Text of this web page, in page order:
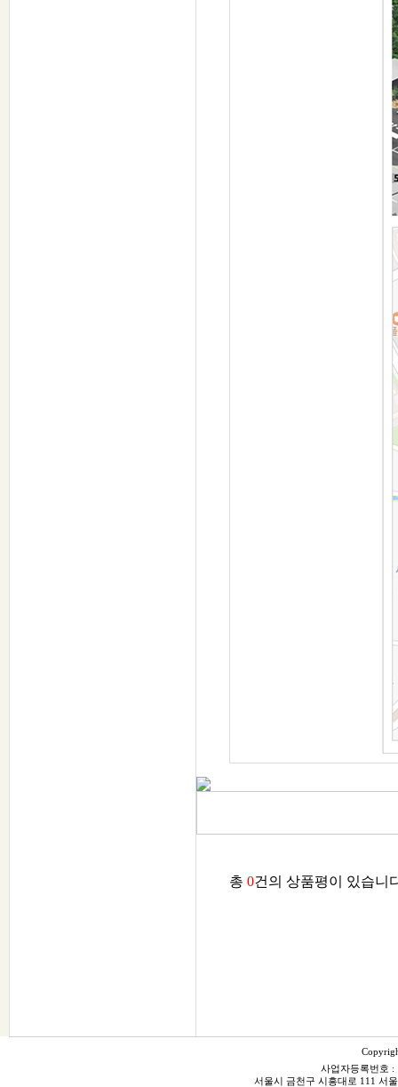
총 0건의 상품평이 있습니
사업자등록번호
서울시 금천구 시흥대로 111 서